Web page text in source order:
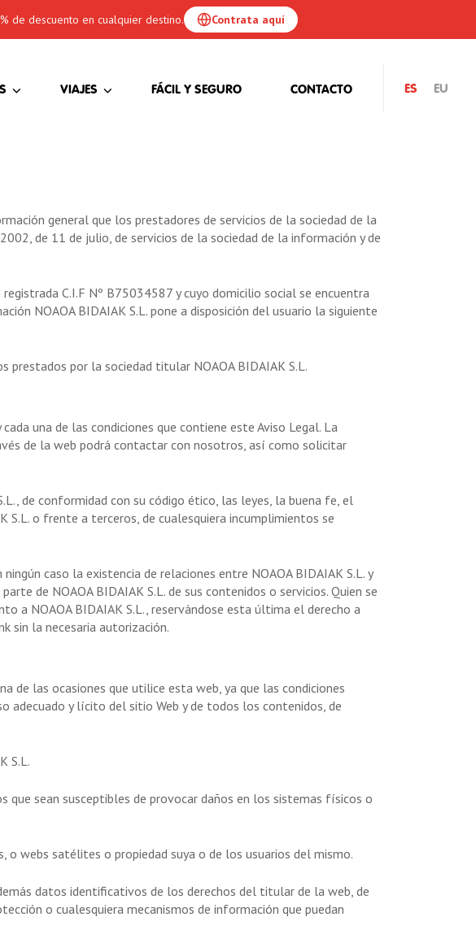
de descuento en cualquier destino. Contrata aquí
VIAJES FÁCIL Y SEGURO CONTACTO ES EU
general que los prestadores de servicios de la sociedad de la
de 11 de julio, de servicios de la sociedad de la información y de
C.I.F Nº B75034587 y cuyo domicilio social se encuentra
NOAOA BIDAIAK S.L. pone a disposición del usuario la siguiente
prestados por la sociedad titular NOAOA BIDAIAK S.L.
una de las condiciones que contiene este Aviso Legal. La
de la web podrá contactar con nosotros, así como solicitar
de conformidad con su código ético, las leyes, la buena fe, el
S.L. o frente a terceros, de cualesquiera incumplimientos se
caso la existencia de relaciones entre NOAOA BIDAIAK S.L. y
de NOAOA BIDAIAK S.L. de sus contenidos o servicios. Quien se
a NOAOA BIDAIAK S.L., reservándose esta última el derecho a
sin la necesaria autorización.
de las ocasiones que utilice esta web, ya que las condiciones
adecuado y lícito del sitio Web y de todos los contenidos, de
S.L.
sean susceptibles de provocar daños en los sistemas físicos o
webs satélites o propiedad suya o de los usuarios del mismo.
datos identificativos de los derechos del titular de la web, de
o cualesquiera mecanismos de información que puedan